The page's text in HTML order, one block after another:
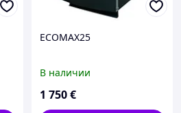
ECOMAX25
В наличии
1 750€